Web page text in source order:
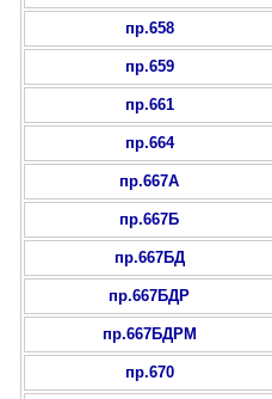
пр.658
пр.659
пр.661
пр.664
пр.667А
пр.667Б
пр.667БД
пр.667БДР
пр.667БДРМ
пр.670